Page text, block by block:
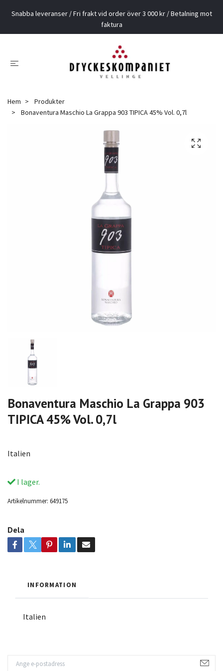
Snabba leveranser / Fri frakt vid order över 3 000 kr / Betalning mot
faktura
Hem
Produkter
Bonaventura Maschio La Grappa 903 TIPICA 45% Vol. 0,7l
Bonaventura Maschio La Grappa 903
TIPICA 45% Vol. 0,7l
Italien
I lager.
Artikelnummer: 649175
Dela
INFORMATION
Italien